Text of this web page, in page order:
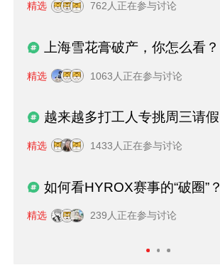
精选 762人正在参与讨论
上海雪花膏破产，你怎么看？
精选 1063人正在参与讨论
精选 1433人正在参与讨论
如何看HYROX赛事的“破圈”？
精选 239人正在参与讨论